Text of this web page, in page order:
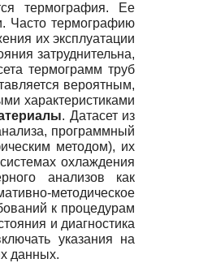
термография. Ее
Часто термографию
их эксплуатации
затруднительна,
термограмм труб
вероятным,
характеристиками
. Датасет из
программный
методом), их
охлаждения
анализов как
методическое
к процедурам
и диагностика
указания на
данных.